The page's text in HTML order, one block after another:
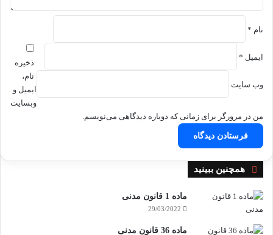
نام *
ایمیل *
وب‌ سایت
ذخیره
نام،
ایمیل و
وبسایت
من در مرورگر برای زمانی که دوباره دیدگاهی می‌نویسم.
همچنین ببینید
بستن
ماده 1 قانون مدنی
29/03/2022
ماده 36 قانون مدنی